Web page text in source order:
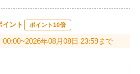
イント ポイント10倍
00:00~2026年08月08日 23:59まで